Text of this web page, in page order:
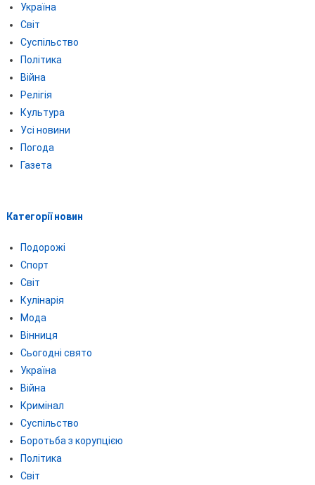
Україна
Світ
Суспільство
Політика
Війна
Релігія
Культура
Усі новини
Погода
Газета
Категорії новин
Подорожі
Спорт
Світ
Кулінарія
Мода
Вінниця
Сьогодні свято
Україна
Війна
Кримінал
Суспільство
Боротьба з корупцією
Політика
Світ